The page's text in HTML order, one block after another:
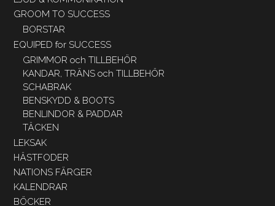
GROOM TO SUCCESS
BORSTAR
EQUIPED for SUCCESS
GRIMMOR och TILLBEHÖR
KANDAR, TRÄNS och TILLBEHÖR
SCHABRAK
BENSKYDD & BOOTS
BENLINDOR & PADDAR
TÄCKEN
LEKSAK
HÄSTFODER
NATIONS FÄRGER
KALENDRAR
BÖCKER